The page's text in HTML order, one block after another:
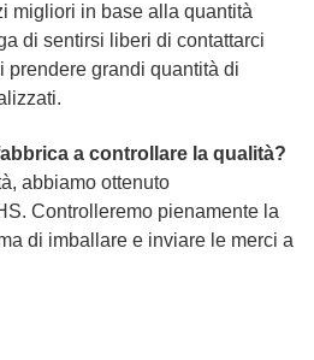
migliori in base alla quantità
di sentirsi liberi di contattarci
prendere grandi quantità di
a controllare la qualità?
abbiamo ottenuto
Controlleremo pienamente la
di imballare e inviare le merci a